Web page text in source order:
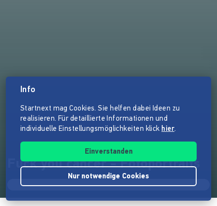
Fuck you cancer - Fotoportraits
Info
Startnext mag Cookies. Sie helfen dabei Ideen zu
realisieren. Für detaillierte Informationen und
individuelle Einstellungsmöglichkeiten klick hier.
Einverstanden
Nur notwendige Cookies